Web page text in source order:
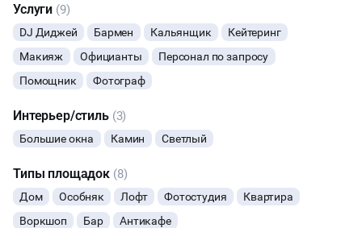
Услуги (9)
DJ Диджей Бармен Кальянщик
Кейтеринг
Макияж
Официанты
Персонал по запросу
Помощник
Фотограф
Интерьер/стиль (3)
Большие окна Камин Светлый
Типы площадок (8)
Дом Особняк Лофт Фотостудия
Квартира
Воркшоп
Бар Антикафе
СЕМИНАРЫ
ТАНЦЫ
ВЫСТАВКИ
КАСТИНГИ
КИНОПРОСМОТР
РЕПЕТИЦИИ